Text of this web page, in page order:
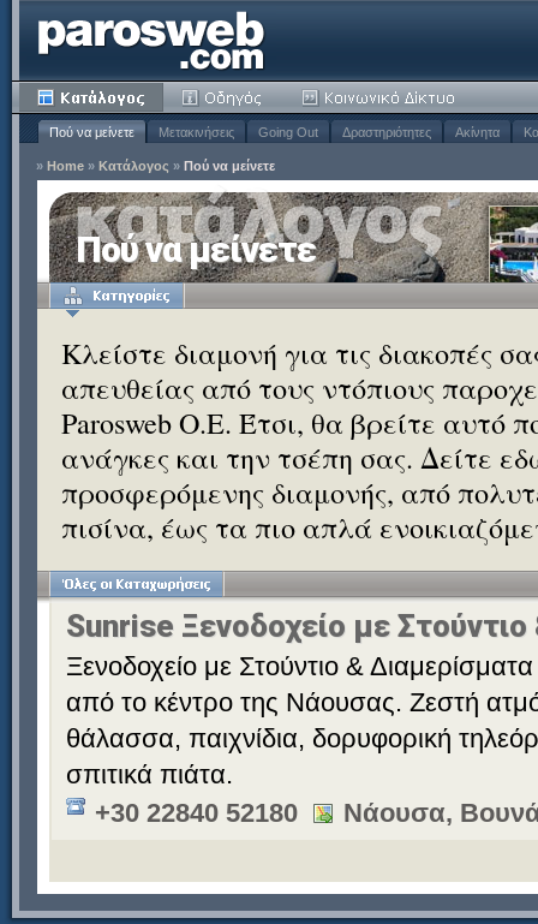
Πού να μείνετε Μετακινήσεις Going Out Δραστηριότητες Ακίνητα
» Home » Κατάλογος » Πού να μείνετε
Πού να μείνετε
Κλείστε διαμονή για τις διακοπές
απευθείας από τους ντόπιους
Parosweb Ο.Ε. Έτσι, θα βρείτε αυτό
ανάγκες και την τσέπη σας. Δείτε
προσφερόμενης διαμονής, από
πισίνα, έως τα πιο απλά
Sunrise Ξενοδοχείο με
Ξενοδοχείο με Στούντιο &
από το κέντρο της Νάουσας. Ζεστή
θάλασσα, παιχνίδια, δορυφορική
σπιτικά πιάτα.
+30 22840 52180
Νάουσα,